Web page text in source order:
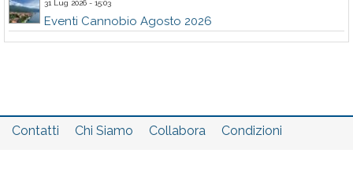
31 Lug 2026 - 15:03
Eventi Cannobio Agosto 2026
Contatti Chi Siamo Collabora
Condizioni